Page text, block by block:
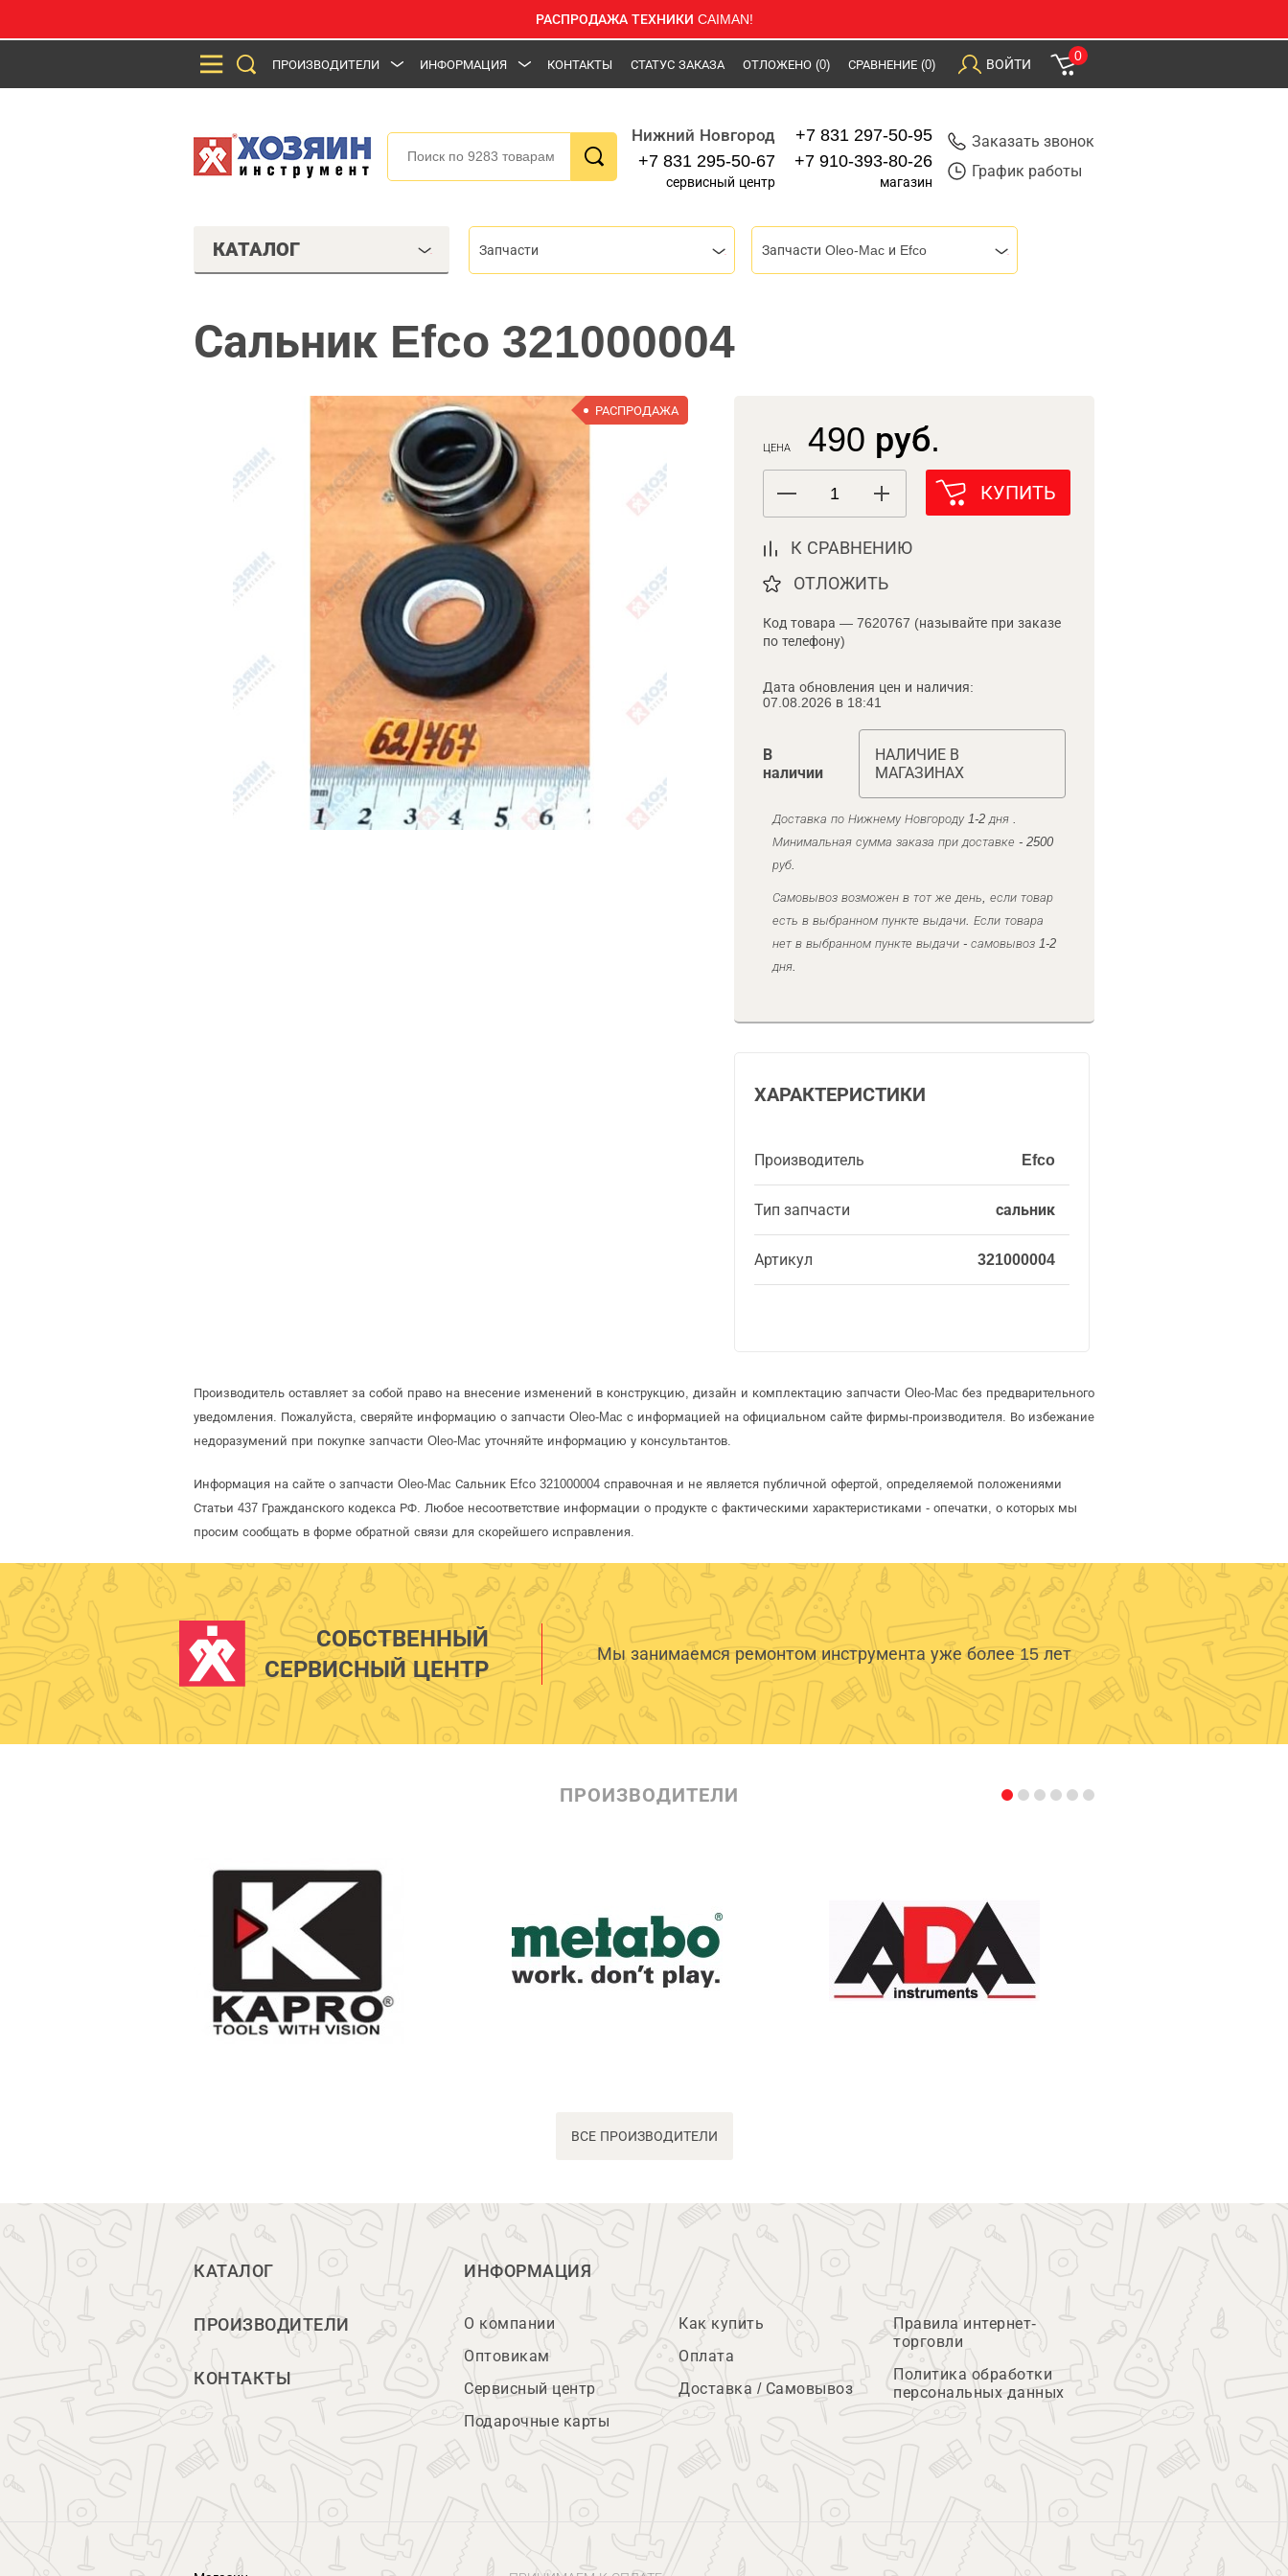
РАСПРОДАЖА ТЕХНИКИ CAIMAN!
ПРОИЗВОДИТЕЛИ ИНФОРМАЦИЯ КОНТАКТЫ СТАТУС ЗАКАЗА ОТЛОЖЕНО (0) СРАВНЕНИЕ (0) ВОЙТИ
0
Нижний Новгород
+7 831 295-50-67
сервисный центр
+7 831 297-50-95
+7 910-393-80-26
магазин
Заказать звонок
График работы
КАТАЛОГ Запчасти Запчасти Oleo-Mac и Efco
Сальник Efco 321000004
РАСПРОДАЖА
ЦЕНА 490 руб.
КУПИТЬ
К СРАВНЕНИЮ
ОТЛОЖИТЬ
Код товара — 7620767 (называйте при заказе
по телефону)
Дата обновления цен и наличия:
07.08.2026 в 18:41
В
наличии
НАЛИЧИЕ В
МАГАЗИНАХ
Доставка по Нижнему Новгороду 1-2 дня .
Минимальная сумма заказа при доставке - 2500
руб.
Самовывоз возможен в тот же день, если товар
есть в выбранном пункте выдачи. Если товара
нет в выбранном пункте выдачи - самовывоз 1-2
дня.
ХАРАКТЕРИСТИКИ
Производитель Efco
Тип запчасти сальник
Артикул 321000004
Производитель оставляет за собой право на внесение изменений в конструкцию, дизайн и комплектацию запчасти Oleo-Mac без предварительного
уведомления. Пожалуйста, сверяйте информацию о запчасти Oleo-Mac с информацией на официальном сайте фирмы-производителя. Во избежание
недоразумений при покупке запчасти Oleo-Mac уточняйте информацию у консультантов.
Информация на сайте о запчасти Oleo-Mac Сальник Efco 321000004 справочная и не является публичной офертой, определяемой положениями
Статьи 437 Гражданского кодекса РФ. Любое несоответствие информации о продукте с фактическими характеристиками - опечатки, о которых мы
просим сообщать в форме обратной связи для скорейшего исправления.
СОБСТВЕННЫЙ
СЕРВИСНЫЙ ЦЕНТР
Мы занимаемся ремонтом инструмента уже более 15 лет
ПРОИЗВОДИТЕЛИ
ВСЕ ПРОИЗВОДИТЕЛИ
КАТАЛОГ
ПРОИЗВОДИТЕЛИ
КОНТАКТЫ
ИНФОРМАЦИЯ
О компании
Оптовикам
Сервисный центр
Подарочные карты
Как купить
Оплата
Доставка / Самовывоз
Правила интернет-
торговли
Политика обработки
персональных данных